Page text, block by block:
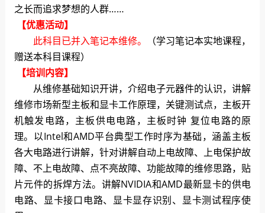
之长而追求梦想的人群……
【优惠活动】
此科目已并入笔记本维修。
（学习笔记本实地课程，
赠送本科目课程）
【培训内容】
从维修基础知识开讲，介绍电子元器件的认识，讲解
维修市场新型主板和显卡工作原理，关键测试点，主板开
机触发电路，主板供电电路，主板时钟 复位电路的原
理。以Intel和AMD平台典型工作时序为基础，涵盖主板
各大电路进行讲解，针对讲解自动上电故障、上电保护故
障、不上电故障、点不亮故障、功能故障的维修思路，贴
片元件的拆焊方法。讲解NVIDIA和AMD最新显卡的供电
电路、显卡接口电路、显卡显存识别、显卡测试程序使